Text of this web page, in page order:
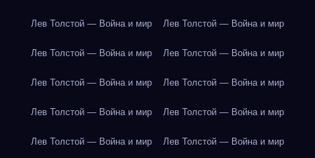
Лев Толстой — Война и мир Лев Толстой — Война и мир
Лев Толстой — Война и мир Лев Толстой — Война и мир
Лев Толстой — Война и мир Лев Толстой — Война и мир
Лев Толстой — Война и мир Лев Толстой — Война и мир
Лев Толстой — Война и мир Лев Толстой — Война и мир